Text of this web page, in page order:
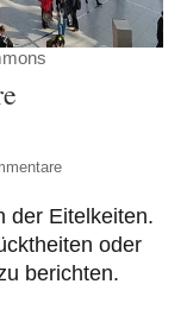
der Eitelkeiten.
oder
berichten.